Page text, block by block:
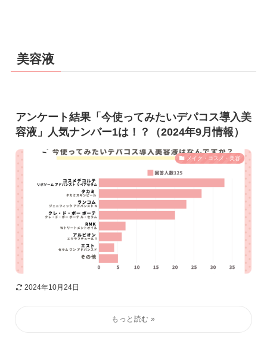
美容液
アンケート結果「今使ってみたいデパコス導入美
容液」人気ナンバー1は！？（2024年9月情報）
メイク・コスメ・美容
2024年10月24日